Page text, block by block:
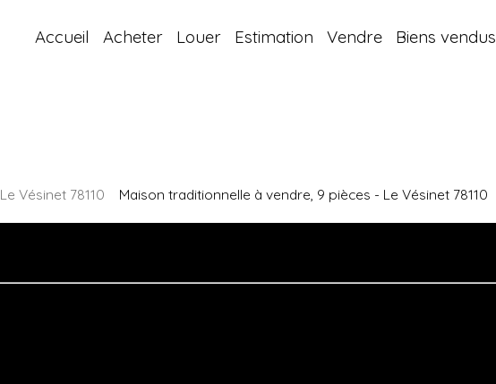
Accueil Acheter Louer Estimation Vendre Biens vendus
Le Vésinet 78110 Maison traditionnelle à vendre, 9 pièces - Le Vésinet 78110